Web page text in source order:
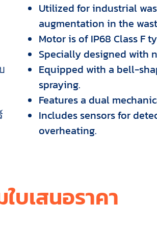
Utilized for industrial
augmentation in the
Motor is of IP68 Class F
Specially designed with
Equipped with a bell-
spraying.
Features a dual
Includes sensors for
overheating.
บเสนอราคา